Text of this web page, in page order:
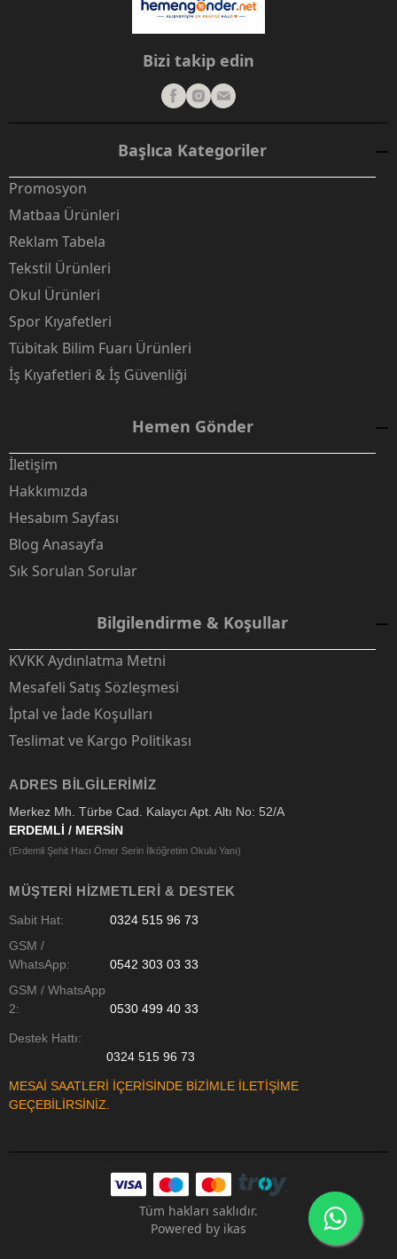
Bizi takip edin
Başlıca Kategoriler
Promosyon
Matbaa Ürünleri
Reklam Tabela
Tekstil Ürünleri
Okul Ürünleri
Spor Kıyafetleri
Tübitak Bilim Fuarı Ürünleri
İş Kıyafetleri & İş Güvenliği
Hemen Gönder
İletişim
Hakkımızda
Hesabım Sayfası
Blog Anasayfa
Sık Sorulan Sorular
Bilgilendirme & Koşullar
KVKK Aydınlatma Metni
Mesafeli Satış Sözleşmesi
İptal ve İade Koşulları
Teslimat ve Kargo Politikası
ADRES BILGILERIMIZ
Merkez Mh. Türbe Cad. Kalaycı Apt. Altı No: 52/A
ERDEMLİ / MERSİN
(Erdemli Şehit Hacı Ömer Serin İlköğretim Okulu Yanı)
MÜŞTERI HIZMETLERI & DESTEK
Sabit Hat:
0324 515 96 73
GSM /
WhatsApp:
0542 303 03 33
GSM / WhatsApp
2:
0530 499 40 33
Destek Hattı:
0324 515 96 73
MESAİ SAATLERİ İÇERİSİNDE BİZİMLE İLETİŞİME
GEÇEBİLİRSİNİZ.
Tüm hakları saklıdır.
Powered by ikas